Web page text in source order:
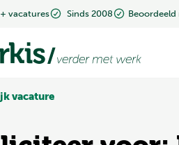
vacatures Sinds 2008 Beoordeeld
vacatures Sinds 2008 Beoordeeld
vacature